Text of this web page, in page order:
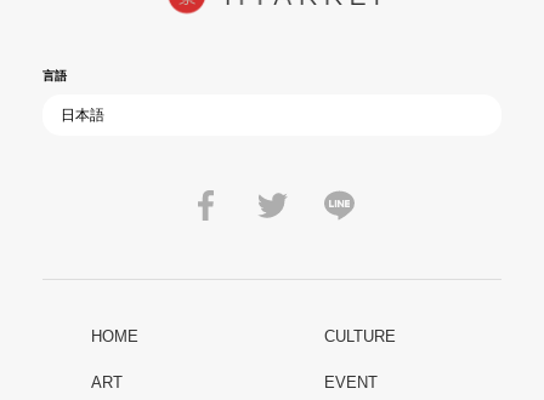
言語
HOME CULTURE
ART EVENT